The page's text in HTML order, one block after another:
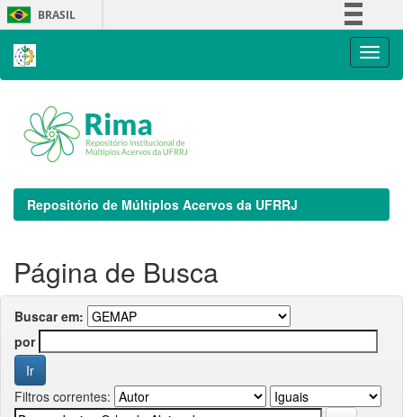
Skip
navigation
BRASIL
Repositório de Múltiplos Acervos da UFRRJ
Página de Busca
Buscar em:
por
Filtros correntes: